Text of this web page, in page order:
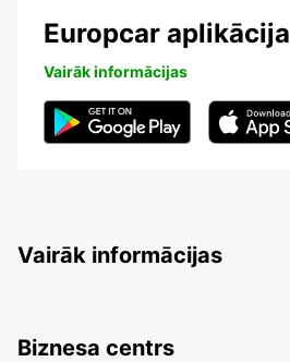
Europcar aplikācija
Vairāk informācijas
Vairāk informācijas
Biznesa centrs